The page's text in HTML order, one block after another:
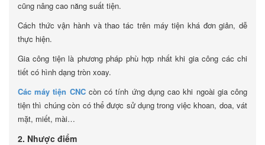
cũng nâng cao năng suất tiện.
Cách thức vận hành và thao tác trên máy tiện khá đơn giản, dễ
thực hiện.
Gia công tiện là phương pháp phù hợp nhất khi gia công các chi
tiết có hình dạng tròn xoay.
Các máy tiện CNCcòn có tính ứng dụng cao khi ngoài gia công
tiện thì chúng còn có thể được sử dụng trong việc khoan, doa, vát
mặt, miết, mài…
2. Nhược điểm